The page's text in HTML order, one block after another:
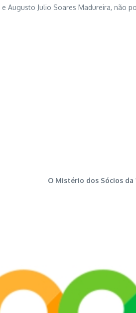
Augusto Julio Soares Madureira, não
O Mistério dos Sócios da